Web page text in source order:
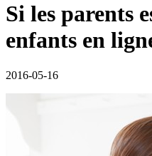
Si les parents
enfants en
2016-05-16